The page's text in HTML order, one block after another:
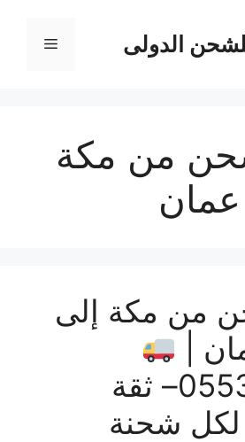
الدولى القائمة
من مكة
من مكة إلى
|
0553885449– ثقة
لكل شحنة